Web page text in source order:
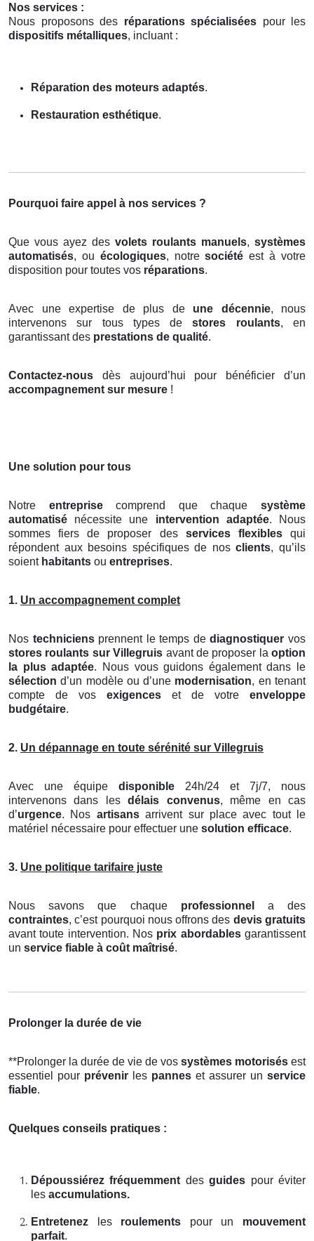
Nos services :
Nous proposons des réparations spécialisées pour les
dispositifs métalliques, incluant :
Réparation des moteurs adaptés.
Restauration esthétique.
Pourquoi faire appel à nos services ?
Que vous ayez des volets roulants manuels, systèmes
automatisés, ou écologiques, notresociété est à votre
disposition pour toutes vos réparations.
Avec une expertise de plus de une décennie, nous
intervenons sur tous types destores roulants, en
garantissant des prestations de qualité.
Contactez-nous dès aujourd’hui pour bénéficier d’un
accompagnement sur mesure !
Une solution pour tous
Notre entreprisecomprend que chaquesystème
automatisé nécessite une intervention adaptée. Nous
sommes fiers de proposer des services flexiblesqui
répondent aux besoins spécifiques de nosclients, qu’ils
soient habitants ou entreprises.
1. Un accompagnement complet
Nos techniciensprennent le temps dediagnostiquer vos
stores roulants sur Villegruis avant de proposer la option
la plus adaptée. Nous vous guidons également dans le
sélection d’un modèle ou d’une modernisation, en tenant
compte de vos exigences et de votre enveloppe
budgétaire.
2. Un dépannage en toute sérénité sur Villegruis
Avec une équipe disponible 24h/24 et 7j/7, nous
intervenons dans lesdélais convenus, même en cas
d’urgence. Nos artisansarrivent sur place avec tout le
matériel nécessaire pour effectuer une solution efficace.
3. Une politique tarifaire juste
Nous savons que chaque professionnel
a des
contraintes, c’est pourquoi nous offrons des devis gratuits
avant toute intervention. Nos prix abordablesgarantissent
un service fiable à coût maîtrisé.
Prolonger la durée de vie
**Prolonger la durée de vie de vos systèmes motorisés est
essentiel pour prévenir les pannes et assurer un service
fiable.
Quelques conseils pratiques :
Dépoussiérez fréquemment desguides pour éviter
les accumulations.
Entretenez les roulements pour un mouvement
parfait.